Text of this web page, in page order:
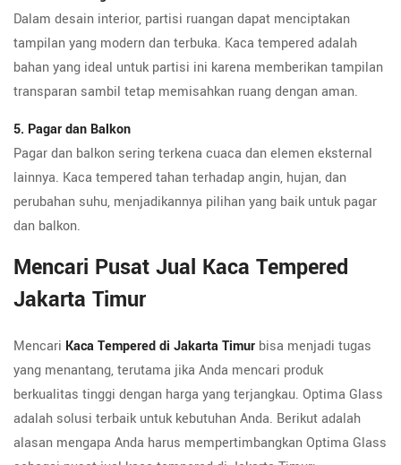
Dalam desain interior, partisi ruangan dapat menciptakan
tampilan yang modern dan terbuka. Kaca tempered adalah
bahan yang ideal untuk partisi ini karena memberikan tampilan
transparan sambil tetap memisahkan ruang dengan aman.
5. Pagar dan Balkon
Pagar dan balkon sering terkena cuaca dan elemen eksternal
lainnya. Kaca tempered tahan terhadap angin, hujan, dan
perubahan suhu, menjadikannya pilihan yang baik untuk pagar
dan balkon.
Mencari Pusat Jual Kaca Tempered
Jakarta Timur
Mencari Kaca Tempered di Jakarta Timur bisa menjadi tugas
yang menantang, terutama jika Anda mencari produk
berkualitas tinggi dengan harga yang terjangkau. Optima Glass
adalah solusi terbaik untuk kebutuhan Anda. Berikut adalah
alasan mengapa Anda harus mempertimbangkan Optima Glass